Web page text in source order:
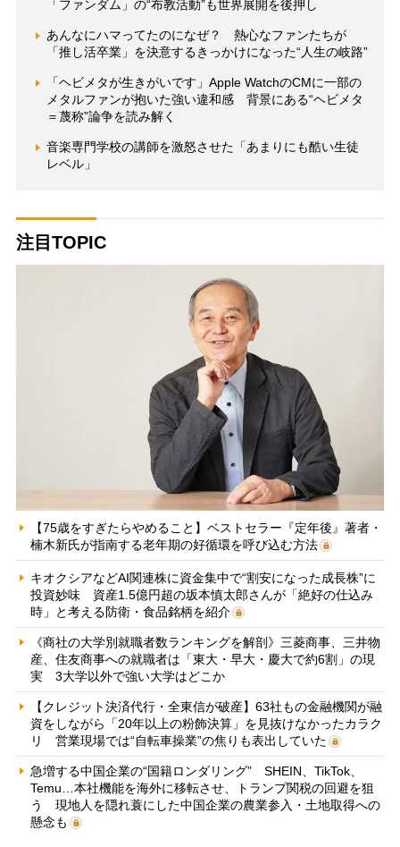
「ファンダム」の“布教活動”も世界展開を後押し
あんなにハマってたのになぜ？ 熱心なファンたちが
「推し活卒業」を決意するきっかけになった“人生の岐路”
「ヘビメタが生きがいです」Apple WatchのCMに一部の
メタルファンが抱いた強い違和感 背景にある“ヘビメタ
＝蔑称”論争を読み解く
音楽専門学校の講師を激怒させた「あまりにも酷い生徒
レベル」
注目TOPIC
【75歳をすぎたらやめること】ベストセラー『定年後』著者・
楠木新氏が指南する老年期の好循環を呼び込む方法
キオクシアなどAI関連株に資金集中で“割安になった成長株”に
投資妙味 資産1.5億円超の坂本慎太郎さんが「絶好の仕込み
時」と考える防衛・食品銘柄を紹介
《商社の大学別就職者数ランキングを解剖》三菱商事、三井物
産、住友商事への就職者は「東大・早大・慶大で約6割」の現
実 3大学以外で強い大学はどこか
【クレジット決済代行・全東信が破産】63社もの金融機関が融
資をしながら「20年以上の粉飾決算」を見抜けなかったカラク
リ 営業現場では“自転車操業”の焦りも表出していた
急増する中国企業の“国籍ロンダリング” SHEIN、TikTok、
Temu…本社機能を海外に移転させ、トランプ関税の回避を狙
う 現地人を隠れ蓑にした中国企業の農業参入・土地取得への
懸念も